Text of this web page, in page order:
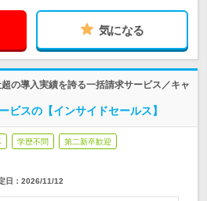
気になる
の導入実績を誇る一括請求サービス／キャ
スの【インサイドセールス】
学歴不問 第二新卒歓迎
日： 2026/11/12